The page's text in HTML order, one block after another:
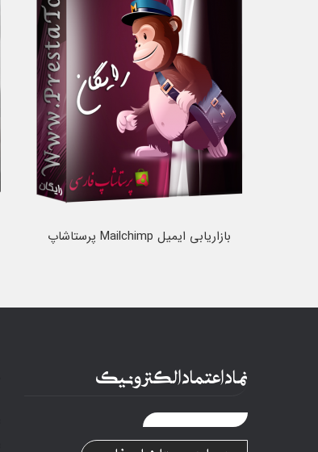
بازاریابی ایمیل Mailchimp پرستاشاپ
نماد اعتماد الکترونیک